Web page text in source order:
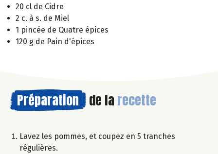
20 cl de Cidre
2 c. à s. de Miel
1 pincée de Quatre épices
120 g de Pain d'épices
Préparation de la recette
Lavez les pommes, et coupez en 5 tranches
régulières.